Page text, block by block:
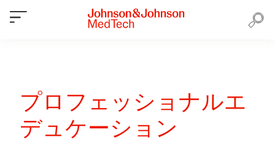
プロフェッショナルエ
デュケーション